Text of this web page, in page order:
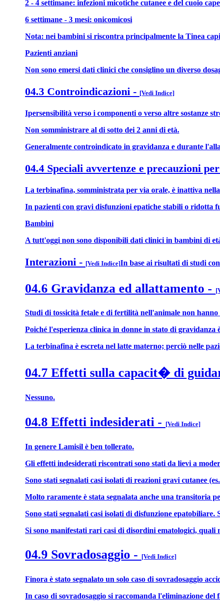
2 - 4 settimane: infezioni micotiche cutanee e del cuoio
6 settimane - 3 mesi: onicomicosi
Nota: nei bambini si riscontra principalmente la Tinea
Pazienti anziani
Non sono emersi dati clinici che consiglino un diverso
04.3 Controindicazioni - [Vedi Indice]
Ipersensibilità verso i componenti o verso altre sostanze
Non somministrare al di sotto dei 2 anni di età.
Generalmente controindicato in gravidanza e durante
04.4 Speciali avvertenze e precauzioni
La terbinafina, somministrata per via orale, è inattiva
In pazienti con gravi disfunzioni epatiche stabili o ridotta
Bambini
A tutt'oggi non sono disponibili dati clinici in bambini di
Interazioni - [Vedi Indice]In base ai risultati di studi
04.6 Gravidanza ed allattamento -
Studi di tossicità fetale e di fertilità nell'animale non
Poiché l'esperienza clinica in donne in stato di
La terbinafina è escreta nel latte materno; perciò nelle
04.7 Effetti sulla capacit� di
Nessuno.
04.8 Effetti indesiderati - [Vedi Indice]
In genere Lamisil è ben tollerato.
Gli effetti indesiderati riscontrati sono stati da lievi a
Sono stati segnalati casi isolati di reazioni gravi cutanee
Molto raramente è stata segnalata anche una transitoria
Sono stati segnalati casi isolati di disfunzione
Si sono manifestati rari casi di disordini ematologici, quali
04.9 Sovradosaggio - [Vedi Indice]
Finora è stato segnalato un solo caso di sovradosaggio
In caso di sovradosaggio si raccomanda l'eliminazione